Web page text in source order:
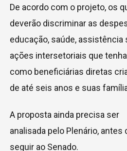
De acordo com o projeto, os
deverão discriminar as
educação, saúde, assistência
ações intersetoriais que
como beneficiárias diretas
de até seis anos e suas
A proposta ainda precisa ser
analisada pelo Plenário, antes
seguir ao Senado.